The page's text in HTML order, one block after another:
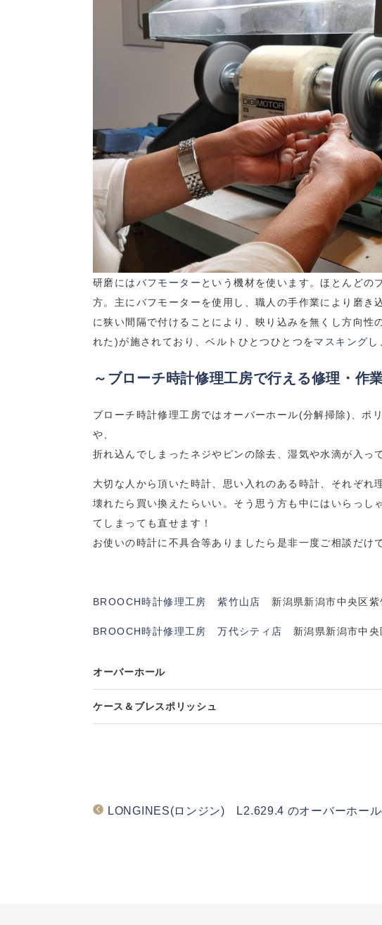
研磨にはバフモーター という機材を使います。ほとんどの
方。主にバフモーターを使用し、職人の手作業により磨
に狭い間隔で付けることにより、映り込みを無くし方向
れた)が施されており、ベルトひとつひとつをマスキング
～ブローチ時計修理工房で行える修理・作
ブローチ時計修理工房ではオーバーホール(分解掃除)、ポ
や、
折れ込んでしまったネジやピンの除去、湿気や水滴が入っ
大切な人から頂いた時計、思い入れのある時計、それぞ
壊れたら買い換えたらいい。そう思う方も中にはいらっ
てしまっても直せます！
お使いの時計に不具合等ありましたら是非一度ご相談だけ
BROOCH時計修理工房 紫竹山店 新潟県新潟市中央区
BROOCH時計修理工房 万代シティ店 新潟県新潟市中
オーバーホール
ケース＆ブレスポリッシュ
LONGINES(ロンジン) L2.629.4 のオーバーホール